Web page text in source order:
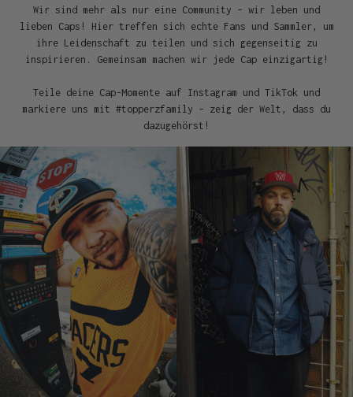
Wir sind mehr als nur eine Community – wir leben und
lieben Caps! Hier treffen sich echte Fans und Sammler, um
ihre Leidenschaft zu teilen und sich gegenseitig zu
inspirieren. Gemeinsam machen wir jede Cap einzigartig!
Teile deine Cap-Momente auf Instagram und TikTok und
markiere uns mit #topperzfamily – zeig der Welt, dass du
dazugehörst!